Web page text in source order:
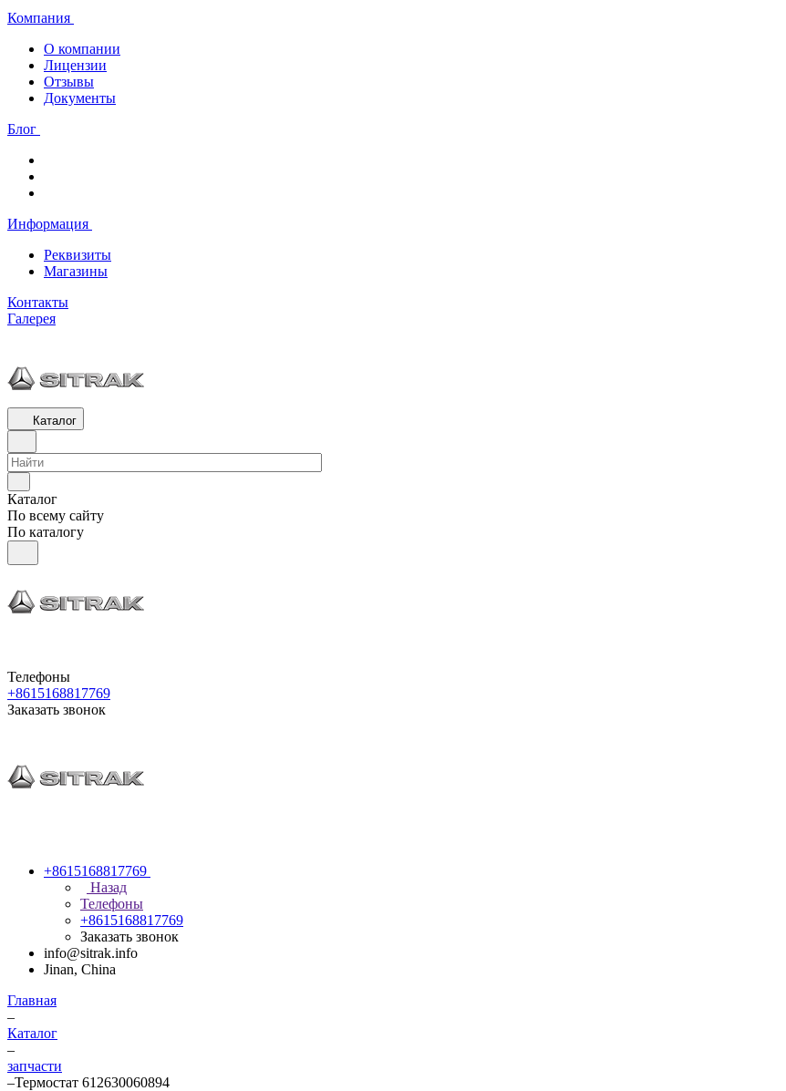
Компания
О компании
Лицензии
Отзывы
Документы
Блог
Информация
Реквизиты
Магазины
Контакты
Галерея
Каталог
Каталог
По всему сайту
По каталогу
Телефоны
+8615168817769
Заказать звонок
+8615168817769
Назад
Телефоны
+8615168817769
Заказать звонок
info@sitrak.info
Jinan, China
Главная
–
Каталог
–
запчасти
–Термостат 612630060894